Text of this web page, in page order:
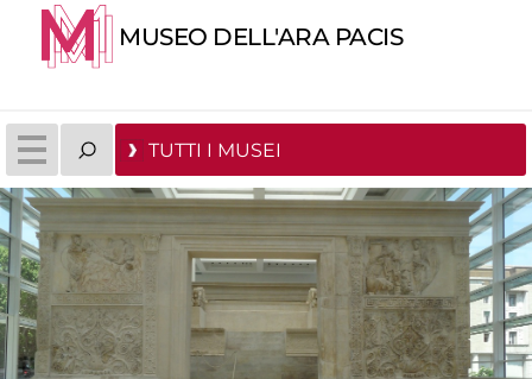
MUSEO DELL'ARA PACIS
TUTTI I MUSEI